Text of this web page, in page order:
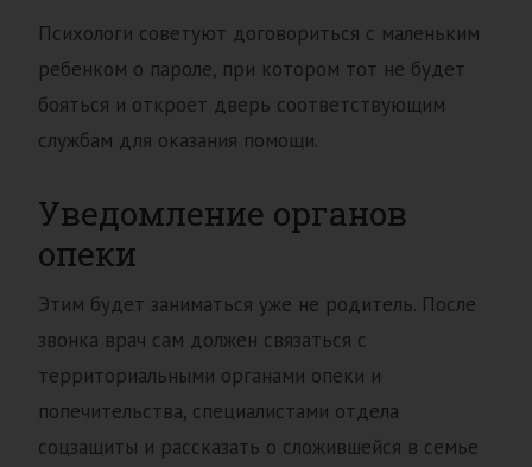
Психологи советуют договориться с маленьким
ребенком о пароле, при котором тот не будет
бояться и откроет дверь соответствующим
службам для оказания помощи.
Уведомление органов
опеки
Этим будет заниматься уже не родитель. После
звонка врач сам должен связаться с
территориальными органами опеки и
попечительства, специалистами отдела
соцзащиты и рассказать о сложившейся в семье